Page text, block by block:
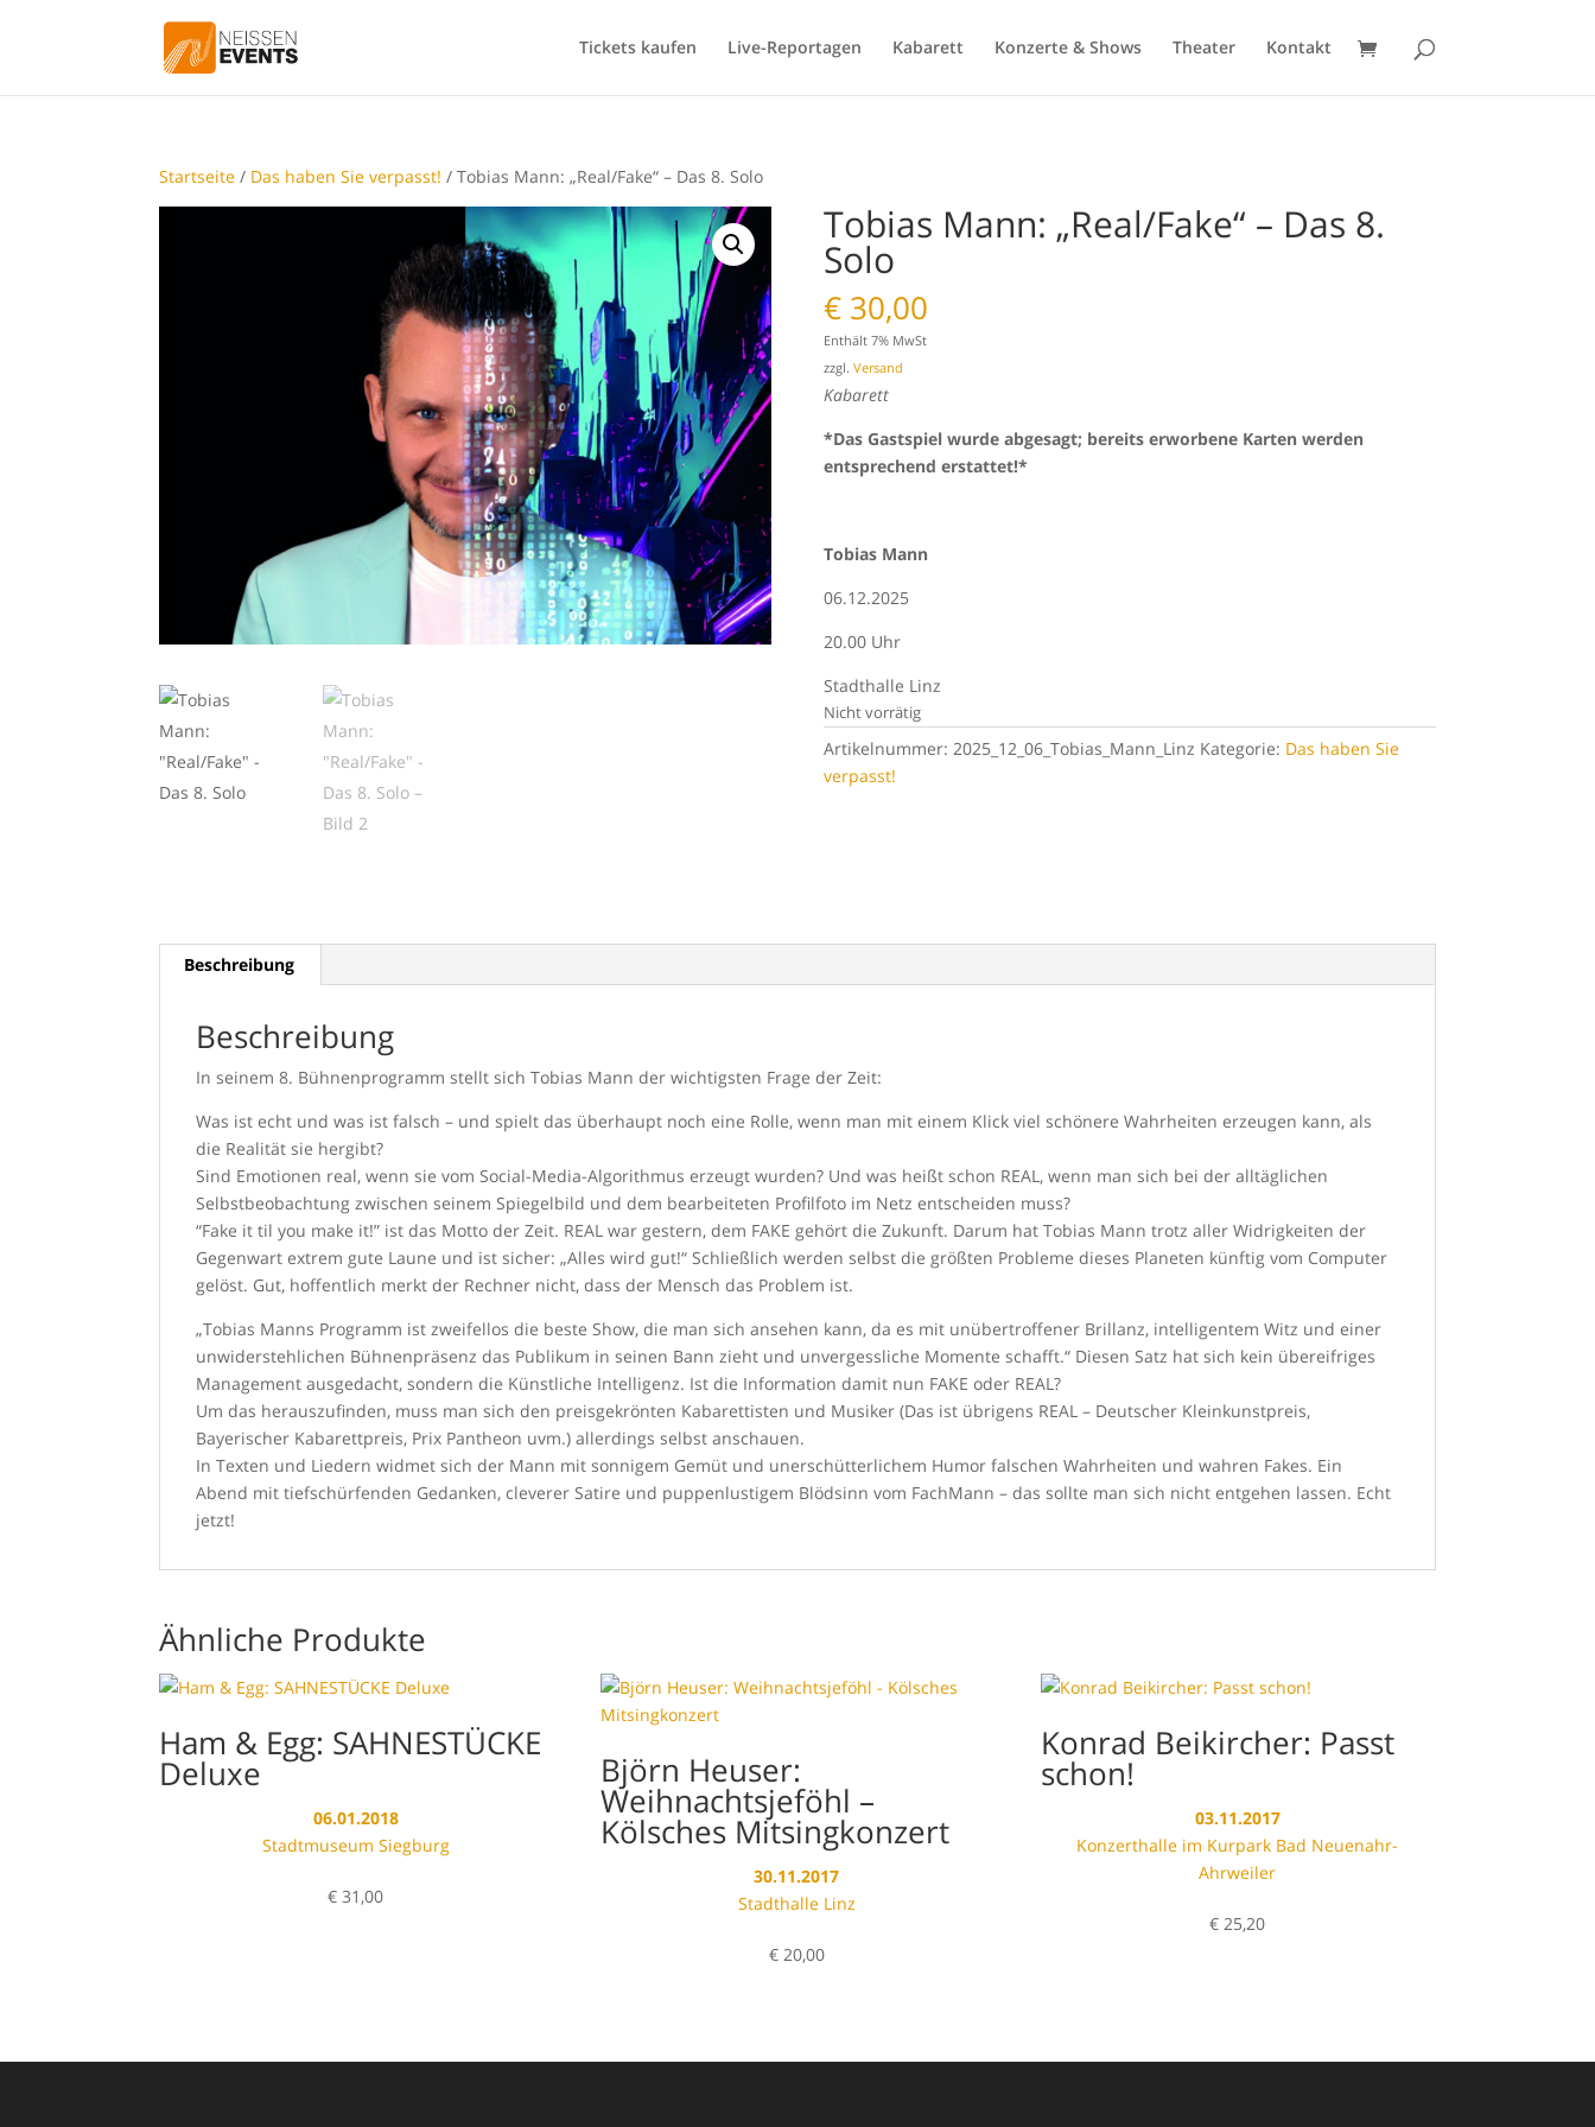
Tickets kaufen Live-Reportagen Kabarett Konzerte & Shows Theater Kontakt
Startseite / Das haben Sie verpasst! / Tobias Mann: „Real/Fake“ – Das 8. Solo
Tobias Mann: „Real/Fake“ – Das 8.
Solo
€30,00
Enthält 7% MwSt
zzgl. Versand
Kabarett
*Das Gastspiel wurde abgesagt; bereits erworbene Karten werden
entsprechend erstattet!*
Tobias Mann
06.12.2025
20.00 Uhr
Stadthalle Linz
Nicht vorrätig
Artikelnummer: 2025_12_06_Tobias_Mann_Linz Kategorie: Das haben Sie
verpasst!
Beschreibung
Beschreibung
In seinem 8. Bühnenprogramm stellt sich Tobias Mann der wichtigsten Frage der Zeit:
Was ist echt und was ist falsch – und spielt das überhaupt noch eine Rolle, wenn man mit einem Klick viel schönere Wahrheiten erzeugen kann, als
die Realität sie hergibt?
Sind Emotionen real, wenn sie vom Social-Media-Algorithmus erzeugt wurden? Und was heißt schon REAL, wenn man sich bei der alltäglichen
Selbstbeobachtung zwischen seinem Spiegelbild und dem bearbeiteten Profilfoto im Netz entscheiden muss?
“Fake it til you make it!” ist das Motto der Zeit. REAL war gestern, dem FAKE gehört die Zukunft. Darum hat Tobias Mann trotz aller Widrigkeiten der
Gegenwart extrem gute Laune und ist sicher: „Alles wird gut!“ Schließlich werden selbst die größten Probleme dieses Planeten künftig vom Computer
gelöst. Gut, hoffentlich merkt der Rechner nicht, dass der Mensch das Problem ist.
„Tobias Manns Programm ist zweifellos die beste Show, die man sich ansehen kann, da es mit unübertroffener Brillanz, intelligentem Witz und einer
unwiderstehlichen Bühnenpräsenz das Publikum in seinen Bann zieht und unvergessliche Momente schafft.“ Diesen Satz hat sich kein übereifriges
Management ausgedacht, sondern die Künstliche Intelligenz. Ist die Information damit nun FAKE oder REAL?
Um das herauszufinden, muss man sich den preisgekrönten Kabarettisten und Musiker (Das ist übrigens REAL – Deutscher Kleinkunstpreis,
Bayerischer Kabarettpreis, Prix Pantheon uvm.) allerdings selbst anschauen.
In Texten und Liedern widmet sich der Mann mit sonnigem Gemüt und unerschütterlichem Humor falschen Wahrheiten und wahren Fakes. Ein
Abend mit tiefschürfenden Gedanken, cleverer Satire und puppenlustigem Blödsinn vom FachMann – das sollte man sich nicht entgehen lassen. Echt
jetzt!
Ähnliche Produkte
Ham & Egg: SAHNESTÜCKE
Deluxe
06.01.2018
Stadtmuseum Siegburg
€ 31,00
Björn Heuser:
Weihnachtsjeföhl –
Kölsches Mitsingkonzert
30.11.2017
Stadthalle Linz
€20,00
Konrad Beikircher: Passt
schon!
03.11.2017
Konzerthalle im Kurpark Bad Neuenahr-
Ahrweiler
€ 25,20